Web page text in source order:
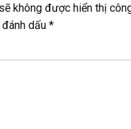
không được hiển thị
dấu *